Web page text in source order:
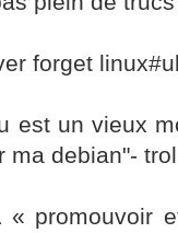
forget
est un vieux
ma debian"-
« promouvoir